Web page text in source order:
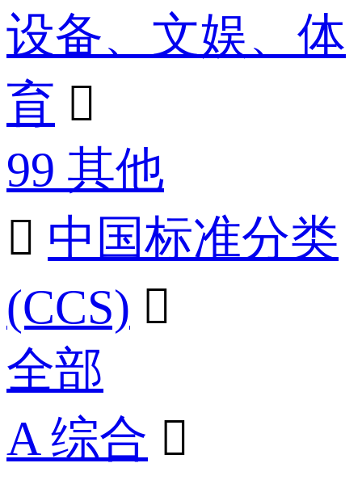
设备、文娱、体
育 
99 其他
 中国标准分类
(CCS) 
全部
A 综合 